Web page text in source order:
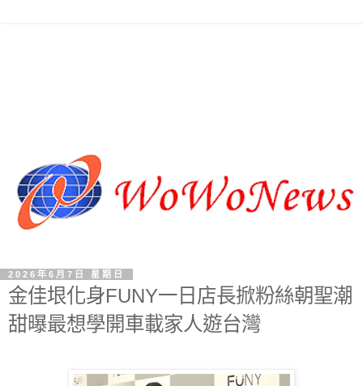
2026年6月7日 星期日
金佳垠化身FUNY一日店長掀粉絲朝聖潮
甜曝最想學開車載家人遊台灣